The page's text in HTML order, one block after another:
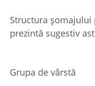
Structura șomajului
prezintă sugestiv
Grupa de